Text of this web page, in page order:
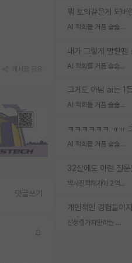
AI 학회들 거품 슬슬 지적이 나오네요
내가 그렇게 말할땐
AI 학회들 거품 슬슬 지적이 나오네요
AI 학회들 거품 슬슬 지적이 나오네요
AI 학회들 거품 슬슬 지적이 나오네요
32살에도 이런 질
박사진학하기에 2억은 괜찮은 (?) 정도의 경제력인가요
신생랩가지말라는 이유가 있었구나
댓글쓰기